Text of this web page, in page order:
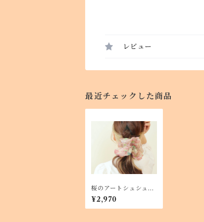
レビュー
最近チェックした商品
桜のアートシュシュ
<Asahi art styleオリ
ジナルテキスタイル>
お花柄のビッグシュシ
¥2,970